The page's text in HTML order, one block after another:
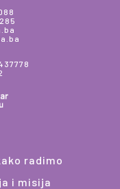
radimo
i misija